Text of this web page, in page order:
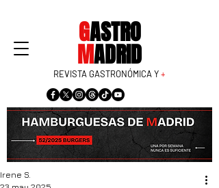
GASTRO
MADRID
REVISTA GASTRONÓMICA Y+
Irene S.